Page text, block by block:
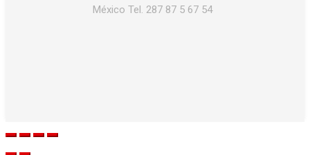
México Tel. 287 87 5 67 54